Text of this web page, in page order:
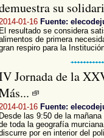
su
2014-01-16 Fuente:
El resultado se considera
de primera
respiro para la
Jornada de la
2014-01-16 Fuente:
Desde las 9:50 de la
toda la geografía
por en interior del